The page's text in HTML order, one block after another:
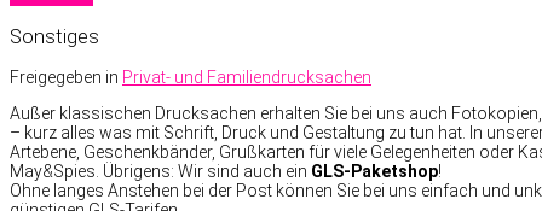
Sonstiges
Freigegeben in Privat- und Familiendrucksachen
Außer klassischen Drucksachen erhalten Sie bei uns auch
– kurz alles was mit Schrift, Druck und Gestaltung zu tun hat. In
Artebene, Geschenkbänder, Grußkarten für viele Gelegenheiten oder
May&Spies. Übrigens: Wir sind auch ein GLS-Paketshop!
Ohne langes Anstehen bei der Post können Sie bei uns einfach und